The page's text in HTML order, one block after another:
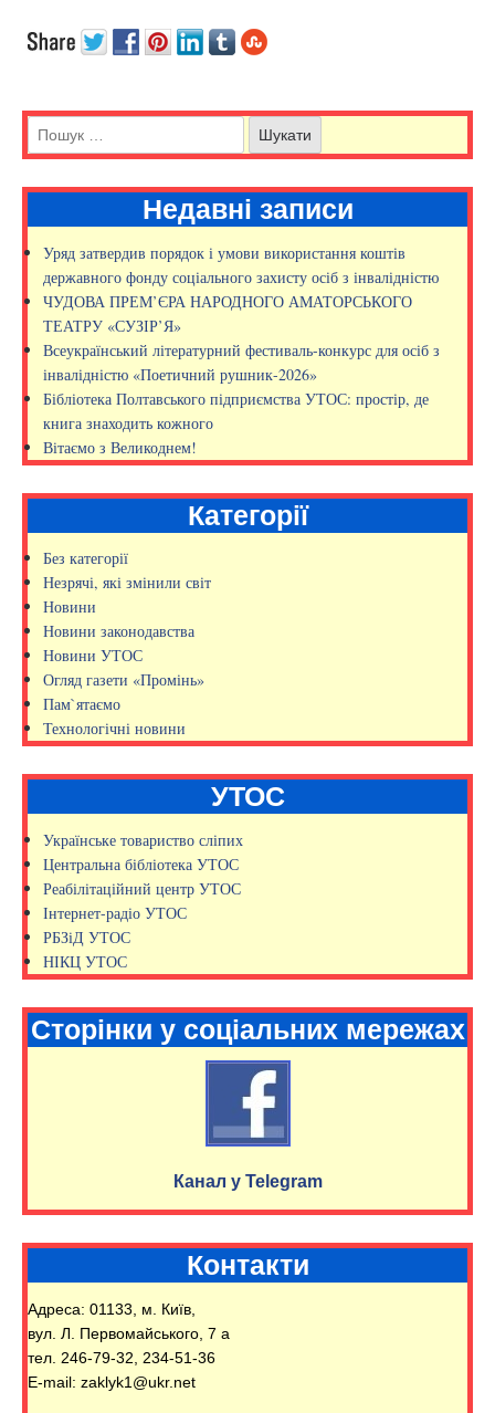
Недавні записи
Уряд затвердив порядок і умови використання коштів
державного фонду соціального захисту осіб з інвалідністю
ЧУДОВА ПРЕМ’ЄРА НАРОДНОГО АМАТОРСЬКОГО
ТЕАТРУ «СУЗІР’Я»
Всеукраїнський літературний фестиваль-конкурс для осіб з
інвалідністю «Поетичний рушник-2026»
Бібліотека Полтавського підприємства УТОС: простір, де
книга знаходить кожного
Вітаємо з Великоднем!
Категорії
Без категорії
Незрячі, які змінили світ
Новини
Новини законодавства
Новини УТОС
Огляд газети «Промінь»
Пам`ятаємо
Технологічні новини
УТОС
Українське товариство сліпих
Центральна бібліотека УТОС
Реабілітаційний центр УТОС
Інтернет-радіо УТОС
РБЗіД УТОС
НІКЦ УТОС
Сторінки у соціальних мережах
Канал у Telegram
Контакти
Адреса: 01133, м. Київ,
вул. Л. Первомайського, 7 а
тел. 246-79-32, 234-51-36
E-mail: zaklyk1@ukr.net